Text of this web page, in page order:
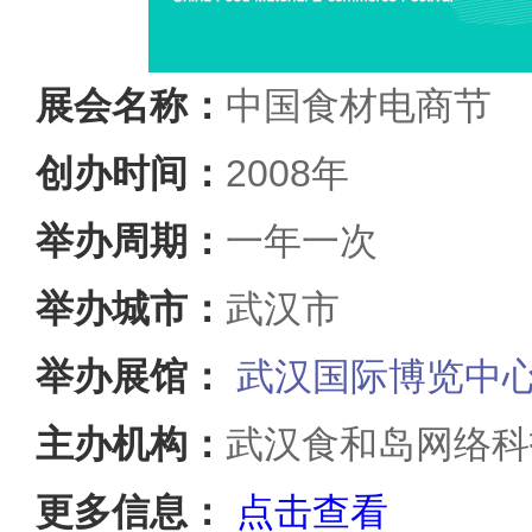
展会名称： 中国食材电商节
创办时间： 2008年
举办周期： 一年一次
举办城市： 武汉市
举办展馆：
武汉国际博览中
主办机构： 武汉食和岛网络
更多信息：
点击查看